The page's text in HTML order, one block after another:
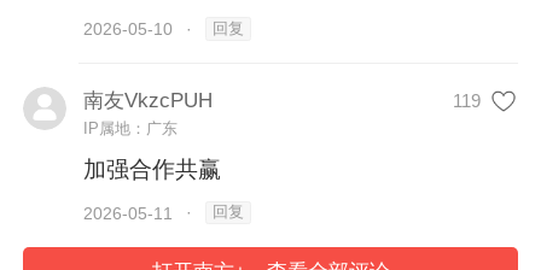
2026-05-10 · 回复
南友VkzcPUH 119
IP属地：广东
加强合作共赢
2026-05-11 · 回复